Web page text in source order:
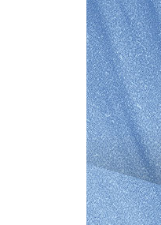
길고 무더운
화이트 플라
LA 봉기: 힙합
마약과의 전
기억 투쟁
4장 우리의
대공황과 프
붉은 10년: 우
라디오와 포